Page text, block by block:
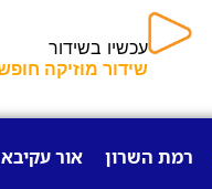
שידור מוזיקה
חופשית
רמת השרון אור עקיבא